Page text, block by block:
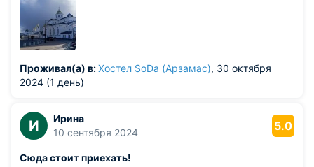
Проживал(а) в:Хостел SoDa (Арзамас), 30 октября
2024 (1 день)
И
Ирина
10 сентября 2024
5.0
Сюда стоит приехать!